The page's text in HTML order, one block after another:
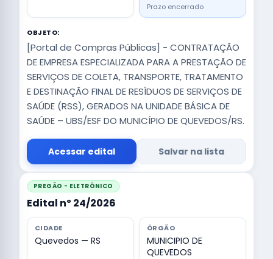
Prazo encerrado
OBJETO:
[Portal de Compras Públicas] - CONTRATAÇÃO
DE EMPRESA ESPECIALIZADA PARA A PRESTAÇÃO DE
SERVIÇOS DE COLETA, TRANSPORTE, TRATAMENTO
E DESTINAÇÃO FINAL DE RESÍDUOS DE SERVIÇOS DE
SAÚDE (RSS), GERADOS NA UNIDADE BÁSICA DE
SAÚDE – UBS/ESF DO MUNICÍPIO DE QUEVEDOS/RS.
Acessar edital Salvar na lista
PREGÃO - ELETRÔNICO
Edital nº 24/2026
CIDADE
Quevedos — RS
ÓRGÃO
MUNICIPIO DE
QUEVEDOS